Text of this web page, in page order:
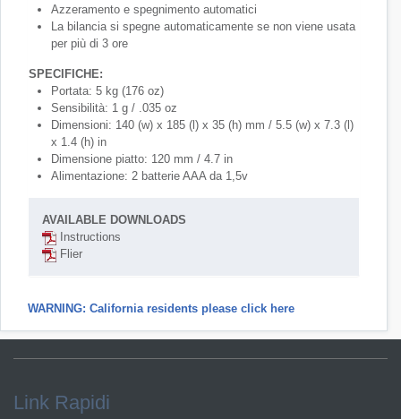
Azzeramento e spegnimento automatici
La bilancia si spegne automaticamente se non viene usata
per più di 3 ore
SPECIFICHE:
Portata: 5 kg (176 oz)
Sensibilità: 1 g / .035 oz
Dimensioni: 140 (w) x 185 (l) x 35 (h) mm / 5.5 (w) x 7.3 (l)
x 1.4 (h) in
Dimensione piatto: 120 mm / 4.7 in
Alimentazione: 2 batterie AAA da 1,5v
AVAILABLE DOWNLOADS
Instructions
Flier
WARNING: California residents please click here
Link Rapidi